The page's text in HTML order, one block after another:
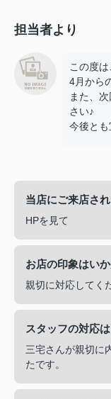
担当者より
この度は
4月から
また、
さい♪
今後とも
当店にご来店さ
HPを見て
お店の印象はい
親切に対応してく
スタッフの対応
三宅さんが親切に
たです。